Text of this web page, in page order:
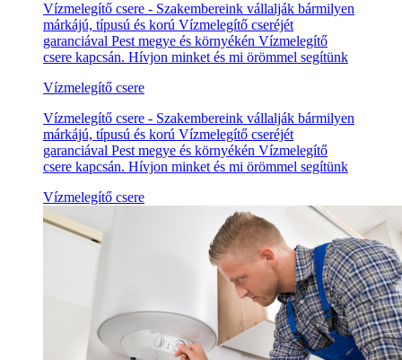
Vízmelegítő csere - Szakembereink vállalják bármilyen
márkájú, típusú és korú Vízmelegítő cseréjét
garanciával Pest megye és környékén Vízmelegítő
csere kapcsán. Hívjon minket és mi örömmel segítünk
Vízmelegítő csere
Vízmelegítő csere - Szakembereink vállalják bármilyen
márkájú, típusú és korú Vízmelegítő cseréjét
garanciával Pest megye és környékén Vízmelegítő
csere kapcsán. Hívjon minket és mi örömmel segítünk
Vízmelegítő csere